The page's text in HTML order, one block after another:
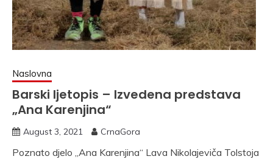
Naslovna
Barski ljetopis – Izvedena predstava
„Ana Karenjina“
August 3, 2021 CrnaGora
Poznato djelo „Ana Karenjina“ Lava Nikolajeviča Tolstoja